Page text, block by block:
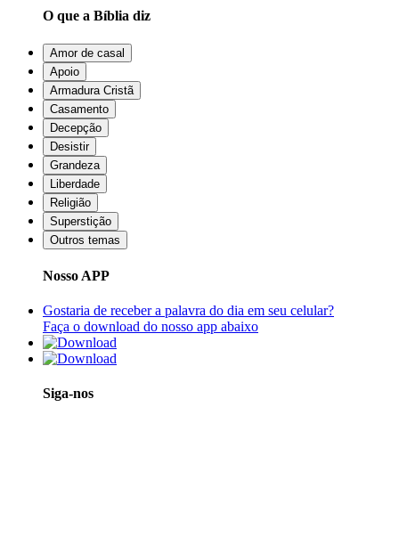
O que a Bíblia diz
Amor de casal
Apoio
Armadura Cristã
Casamento
Decepção
Desistir
Grandeza
Liberdade
Religião
Superstição
Outros temas
Nosso APP
Gostaria de receber a palavra do dia em seu celular?
Faça o download do nosso app abaixo
Siga-nos